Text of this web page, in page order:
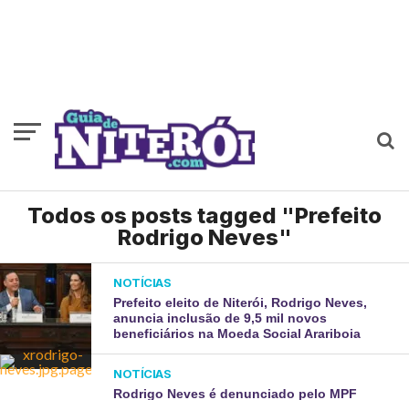
Todos os posts tagged "Prefeito
Rodrigo Neves"
NOTÍCIAS
Prefeito eleito de Niterói, Rodrigo Neves,
anuncia inclusão de 9,5 mil novos
beneficiários na Moeda Social Arariboia
NOTÍCIAS
Rodrigo Neves é denunciado pelo MPF